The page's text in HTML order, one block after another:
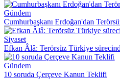
Gündem
Cumhurbaşkanı Erdoğan'dan
Siyaset
Efkan Âlâ: Terörsüz Türkiye
Gündem
10 soruda Çerçeve Kanun Teklifi